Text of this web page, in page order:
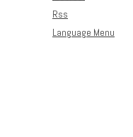
Rss
Language Menu